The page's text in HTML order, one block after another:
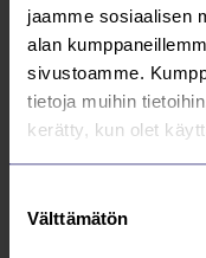
jaamme sosiaalisen
alan
sivustoamme.
tietoja muihin
kerätty, kun olet
valinta
Välttämätön
19.12.2024
Hyvää joulua
17.4.2024